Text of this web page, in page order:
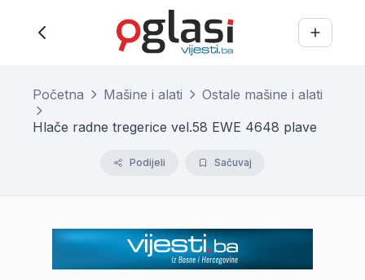
Početna Mašine i alati
Ostale mašine i alati
Hlače radne tregerice vel.58 EWE 4648 plave
Podijeli Sačuvaj